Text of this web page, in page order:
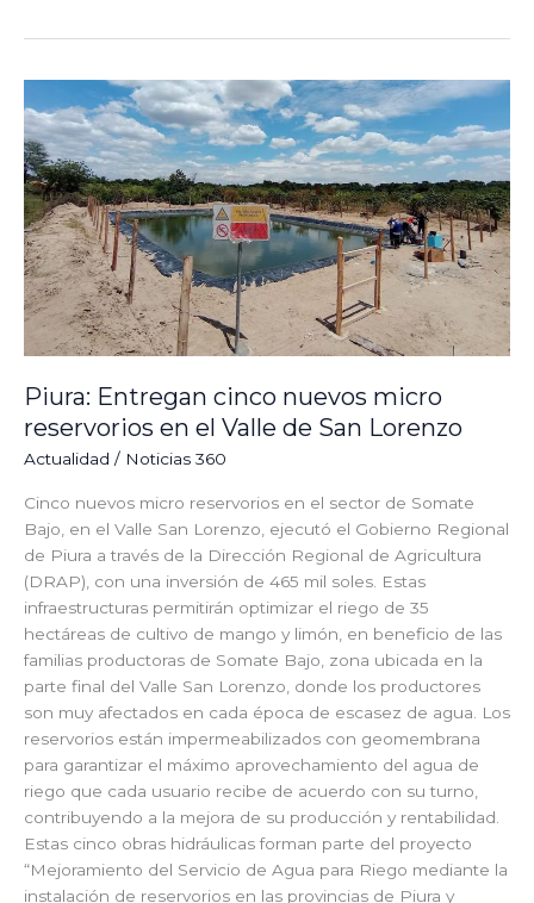
Piura: Entregan cinco nuevos micro
reservorios en el Valle de San Lorenzo
Actualidad / Noticias 360
Cinco nuevos micro reservorios en el sector de Somate
Bajo, en el Valle San Lorenzo, ejecutó el Gobierno Regional
de Piura a través de la Dirección Regional de Agricultura
(DRAP), con una inversión de 465 mil soles. Estas
infraestructuras permitirán optimizar el riego de 35
hectáreas de cultivo de mango y limón, en beneficio de las
familias productoras de Somate Bajo, zona ubicada en la
parte final del Valle San Lorenzo, donde los productores
son muy afectados en cada época de escasez de agua. Los
reservorios están impermeabilizados con geomembrana
para garantizar el máximo aprovechamiento del agua de
riego que cada usuario recibe de acuerdo con su turno,
contribuyendo a la mejora de su producción y rentabilidad.
Estas cinco obras hidráulicas forman parte del proyecto
“Mejoramiento del Servicio de Agua para Riego mediante la
instalación de reservorios en las provincias de Piura y
Entregan
cinco
nuevos
micro
reservorios
en
el
Valle
de
San